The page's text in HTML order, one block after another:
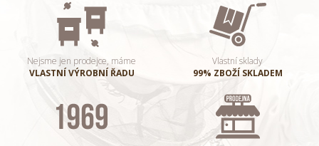
Nejsme jen prodejce, máme
VLASTNÍ VÝROBNÍ ŘADU
Vlastní sklady
99% ZBOŽÍ SKLADEM